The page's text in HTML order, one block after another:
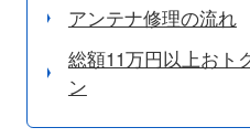
アンテナ修理の流れ
総額11万円以上おト
ン